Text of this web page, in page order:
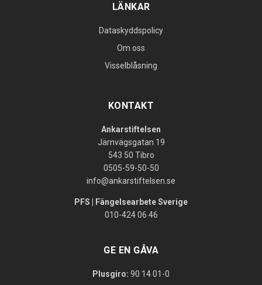
LÄNKAR
Dataskyddspolicy
Om oss
Visselblåsning
KONTAKT
Ankarstiftelsen
Järnvägsgatan 19
543 50 Tibro
0505-59-50-50
info@ankarstiftelsen.se
PFS | Fängelsearbete Sverige
010-424 06 46
GE EN GÅVA
Plusgiro: 90 14 01-0